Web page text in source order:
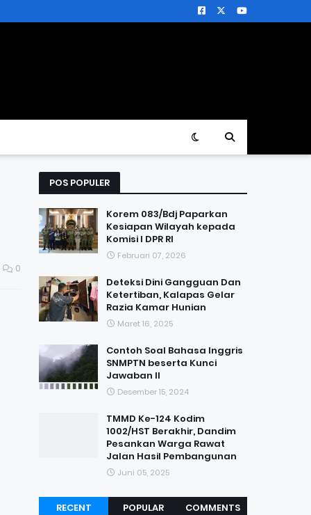
0
POS POPULER
Korem 083/Bdj Paparkan
Kesiapan Wilayah kepada
Komisi I DPR RI
Februari 07, 2026
Deteksi Dini Gangguan Dan
Ketertiban, Kalapas Gelar
Razia Kamar Hunian
Maret 16, 2025
Contoh Soal Bahasa Inggris
SNMPTN beserta Kunci
Jawaban II
Desember 15, 2024
TMMD Ke-124 Kodim
1002/HST Berakhir, Dandim
Pesankan Warga Rawat
Jalan Hasil Pembangunan
Juni 05, 2025
RECENT POPULAR COMMENTS